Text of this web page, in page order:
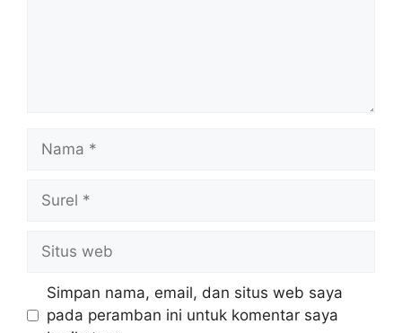
web
Simpan nama, email, dan situs web saya
pada peramban ini untuk komentar saya